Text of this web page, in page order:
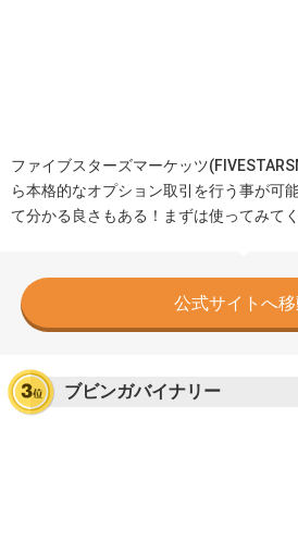
ファイブスターズマーケッツ
ら本格的なオプション取引を行う事が可
て分かる良さもある！まずは使ってみて
公式サイトへ
ブビンガバイナリー